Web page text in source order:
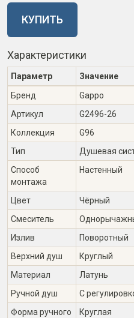
КУПИТЬ
Характеристики
Параметр
Значение
Бренд
Gappo
Артикул
G2496-26
Коллекция
G96
Тип
Душевая
Способ
монтажа
Настенный
Цвет
Чёрный
Смеситель
Излив
Поворотный
Верхний душ
Круглый
Материал
Латунь
Ручной душ
С
Форма ручного
Круглая